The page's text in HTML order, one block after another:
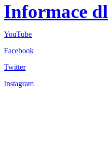
Informace
YouTube
Facebook
Twitter
Instagram